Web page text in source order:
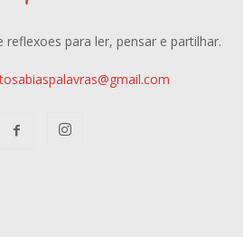
reflexoes para ler, pensar e partilhar.